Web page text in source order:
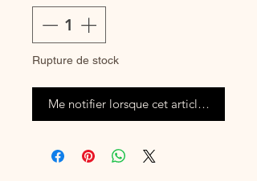
Rupture de stock
Me notifier lorsque cet article est